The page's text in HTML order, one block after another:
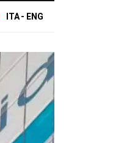
ITA ENG